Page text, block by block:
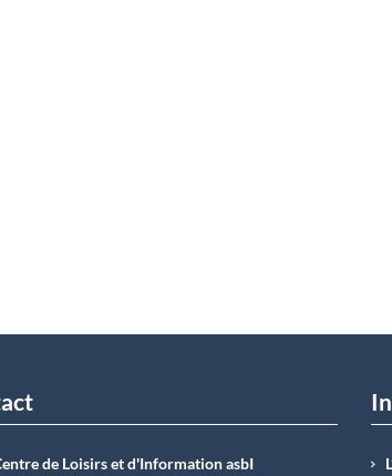
de Loisirs et d'Information asbI